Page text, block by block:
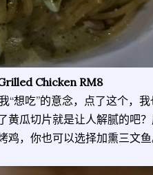
Chicken RM8
想吃”的意念，点了这个，我
黄瓜切片就是让人解腻的吧
，你也可以选择加熏三文鱼